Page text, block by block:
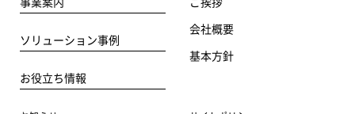
事業案内
ソリューション事例
お役立ち情報
ご挨拶
会社概要
基本方針